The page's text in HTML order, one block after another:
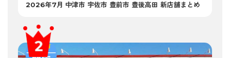
2026年7月 中津市 宇佐市 豊前市 豊後高田 新店舗まとめ